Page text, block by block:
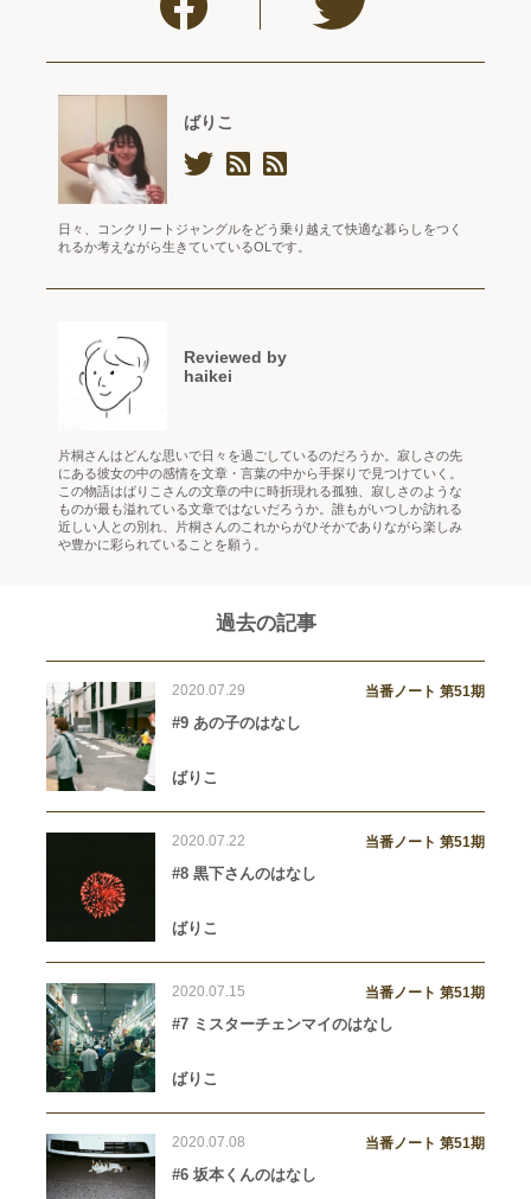
ばりこ
日々、コンクリートジャングルをどう乗り越えて快適な暮らしをつく
れるか考えながら生きていているOLです。
Reviewed by
haikei
片桐さんはどんな思いで日々を過ごしているのだろうか。寂しさの先
にある彼女の中の感情を文章・言葉の中から手探りで見つけていく。
この物語はばりこさんの文章の中に時折現れる孤独、寂しさのような
ものが最も溢れている文章ではないだろうか。誰もがいつしか訪れる
近しい人との別れ、片桐さんのこれからがひそかでありながら楽しみ
や豊かに彩られていることを願う。
過去の記事
2020.07.29 当番ノート 第51期
#9 あの子のはなし
ばりこ
2020.07.22 当番ノート 第51期
#8 黒下さんのはなし
ばりこ
2020.07.15 当番ノート 第51期
#7 ミスターチェンマイのはなし
ばりこ
2020.07.08 当番ノート 第51期
#6 坂本くんのはなし